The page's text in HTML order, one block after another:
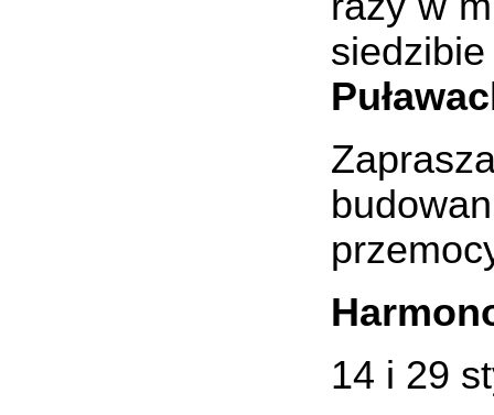
14 i 29